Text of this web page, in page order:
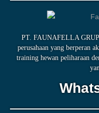
PT. FAUNAFELLA
perusahaan yang berperan
training hewan peliharaan